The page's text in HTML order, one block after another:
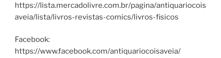
https://lista.mercadolivre.com.br/pagina/antiquariocois
aveia/lista/livros-revistas-comics/livros-fisicos
Facebook:
https://www.facebook.com/antiquariocoisaveia/